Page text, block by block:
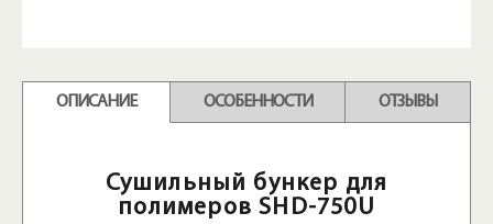
ОПИСАНИЕ ОСОБЕННОСТИ ОТЗЫВЫ
Сушильный бункер для
полимеров SHD-750U